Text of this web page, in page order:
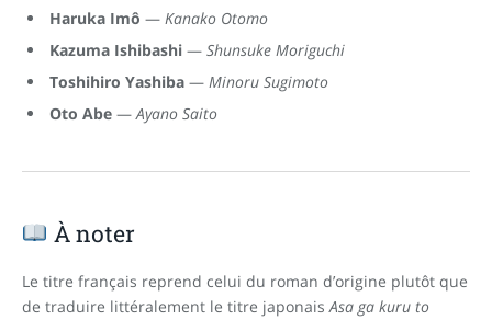
Haruka Imô — Kanako Otomo
Kazuma Ishibashi — Shunsuke Moriguchi
Toshihiro Yashiba — Minoru Sugimoto
Oto Abe —Ayano Saito
À noter
Le titre français reprend celui du roman d’origine plutôt que
de traduire littéralement le titre japonaisAsa ga kuru to